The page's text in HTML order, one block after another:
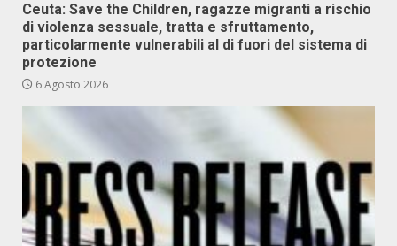
Ceuta: Save the Children, ragazze migranti a rischio
di violenza sessuale, tratta e sfruttamento,
particolarmente vulnerabili al di fuori del sistema di
protezione
6 Agosto 2026